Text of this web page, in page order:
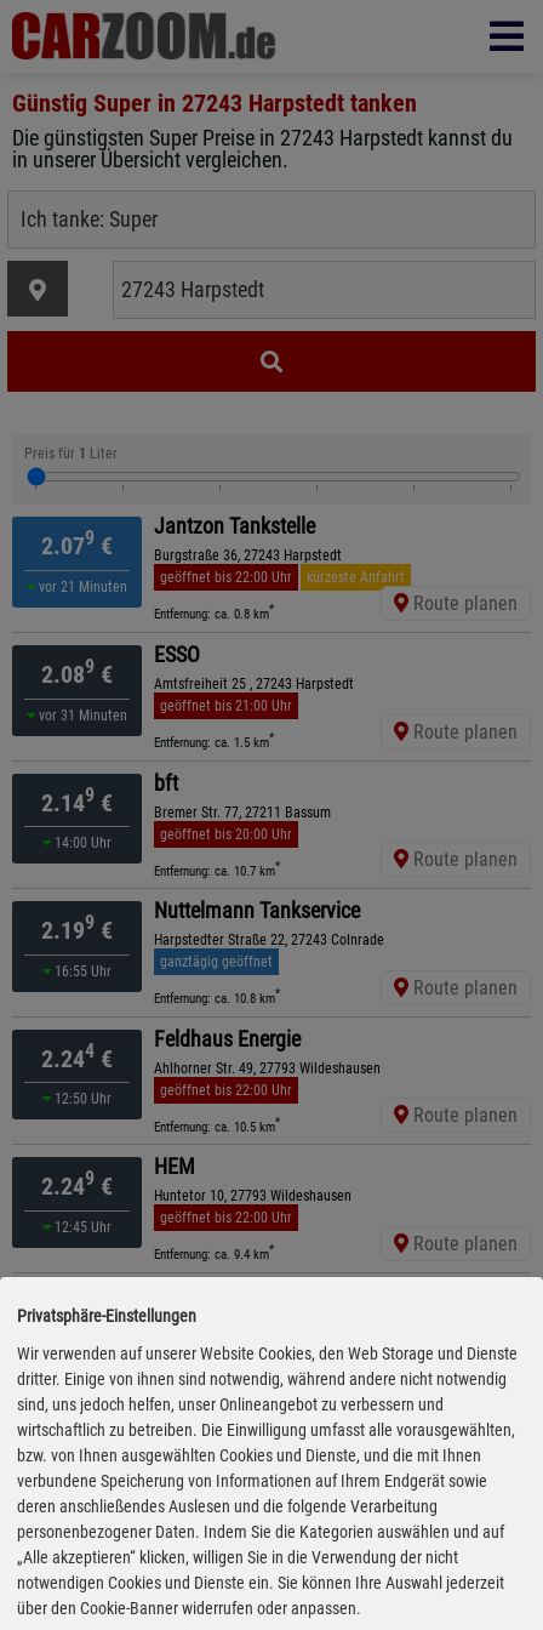
Günstig Super in 27243 Harpstedt tanken
Die günstigsten Super Preise in 27243 Harpstedt kannst du
in unserer Übersicht vergleichen.
Preis für 1 Liter
2.079 €
vor 21 Minuten
Jantzon Tankstelle
Burgstraße 36, 27243 Harpstedt
geöffnet bis 22:00 Uhr
kürzeste Anfahrt
Entfernung: ca. 0.8 km* Route planen
2.089 €
vor 31 Minuten
ESSO
Amtsfreiheit 25 , 27243 Harpstedt
geöffnet bis 21:00 Uhr
Entfernung: ca. 1.5 km* Route planen
2.149 €
14:00 Uhr
bft
Bremer Str. 77, 27211 Bassum
geöffnet bis 20:00 Uhr
Entfernung: ca. 10.7 km* Route planen
2.199 €
16:55 Uhr
Nuttelmann Tankservice
Harpstedter Straße 22, 27243 Colnrade
ganztägig geöffnet
Entfernung: ca. 10.8 km* Route planen
2.244 €
12:50 Uhr
Feldhaus Energie
Ahlhorner Str. 49, 27793 Wildeshausen
geöffnet bis 22:00 Uhr
Entfernung: ca. 10.5 km* Route planen
2.249 €
12:45 Uhr
HEM
Huntetor 10, 27793 Wildeshausen
geöffnet bis 22:00 Uhr
Entfernung: ca. 9.4 km* Route planen
2.249€
12:05 Uhr
Delmenhorster Straße 12, 27793 Wildeshausen
ganztägig geöffnet
Entfernung: ca. 9.4 km* Route planen
2.249€
12:05 Uhr
Raiffeisen Hatten eG
Ahlhorner Straße 27, 27793 Wildeshausen
ganztägig geöffnet
Entfernung: ca. 9.4 km * Route planen
2.289€
12:05 Uhr
FELTA
Hauptstr. 247, 28816 Fahrenhorst
geöffnet bis 20:00 Uhr
Privatsphäre-Einstellungen
Wir verwenden auf unserer Website Cookies, den Web Storage und Dienste
dritter. Einige von ihnen sind notwendig, während andere nicht notwendig
sind, uns jedoch helfen, unser Onlineangebot zu verbessern und
wirtschaftlich zu betreiben. Die Einwilligung umfasst alle vorausgewählten,
bzw. von Ihnen ausgewählten Cookies und Dienste, und die mit Ihnen
verbundene Speicherung von Informationen auf Ihrem Endgerät sowie
deren anschließendes Auslesen und die folgende Verarbeitung
personenbezogener Daten. Indem Sie die Kategorien auswählen und auf
„Alle akzeptieren“ klicken, willigen Sie in die Verwendung der nicht
notwendigen Cookies und Dienste ein. Sie können Ihre Auswahl jederzeit
über den Cookie-Banner widerrufen oder anpassen.